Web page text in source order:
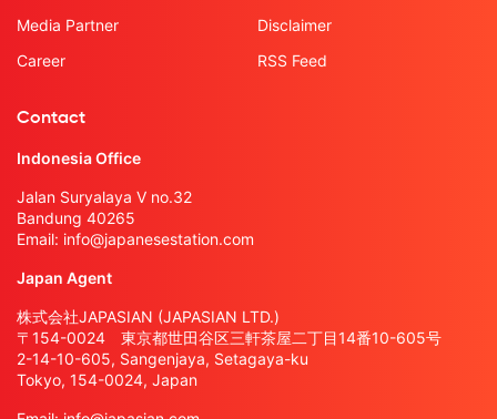
Media Partner
Career
Disclaimer
RSS Feed
Contact
Indonesia Office
Jalan Suryalaya V no.32
Bandung 40265
Email: info@japanesestation.com
Japan Agent
株式会社JAPASIAN (JAPASIAN LTD.)
〒154-0024 東京都世田谷区三軒茶屋二丁目14番10-605号
2-14-10-605, Sangenjaya, Setagaya-ku
Tokyo, 154-0024, Japan